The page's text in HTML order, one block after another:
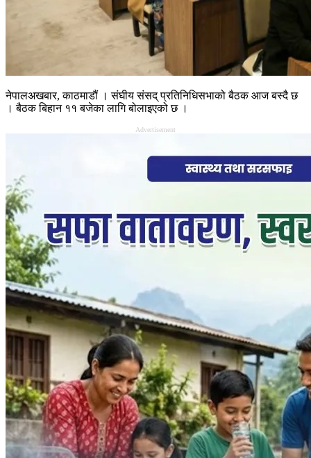
नेपालअखबार, काठमाडौं । संघीय संसद् प्रतिनिधिसभाको बैठक आज बस्दै छ
। बैठक बिहान ११ बजेका लागि बोलाइएको छ ।
Advertisement